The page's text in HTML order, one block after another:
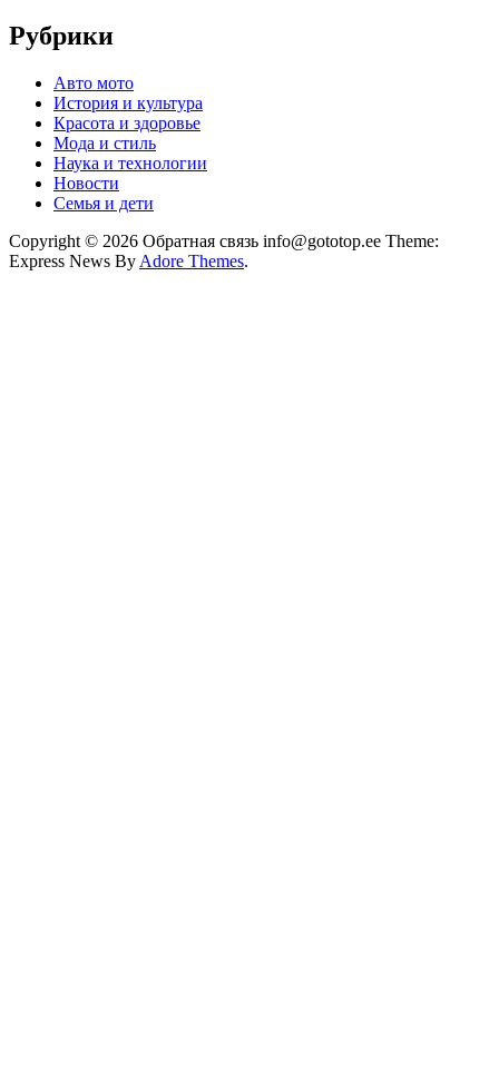
Рубрики
Авто мото
История и культура
Красота и здоровье
Мода и стиль
Наука и технологии
Новости
Семья и дети
Copyright © 2026 Обратная связь info@gototop.ee Theme:
Express News By Adore Themes.